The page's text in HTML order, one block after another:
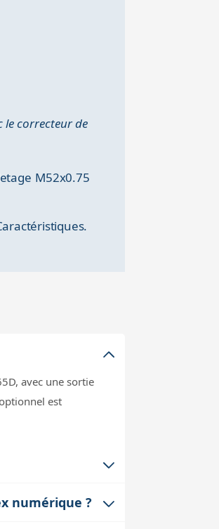
le correcteur de
M52x0.75
avec une sortie
est
optiques et
numérique ?